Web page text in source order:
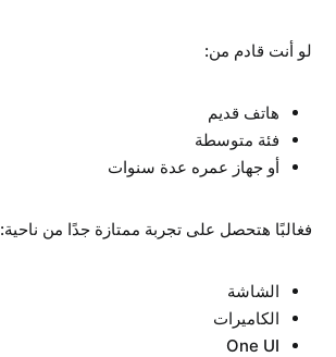
لو أنت قادم من:
هاتف قديم
فئة متوسطة
أو جهاز عمره عدة سنوات
فغالبًا هتحصل على تجربة ممتازة جدًا من ناحية:
الشاشة
الكاميرات
One UI